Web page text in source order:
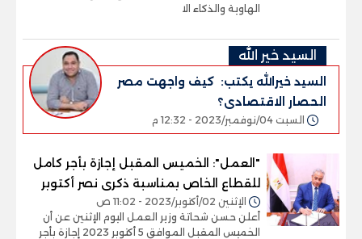
الهاوية والذكاء الا
السيد خير الله
السيد خيرالله يكتب: كيف واجهت مصر
الحصار الاقتصادى؟
السبت 04/نوفمبر/2023 - 12:32 م
"العمل": الخميس المقبل إجازة بأجر كامل
للقطاع الخاص بمناسبة ذكرى نصر أكتوبر
الإثنين 02/أكتوبر/2023 - 11:02 ص
أعلن حسن شحاتة وزير العمل اليوم الإثنين عن أن
الخميس المقبل الموافق 5 أكتوبر 2023 إجازة بأجر